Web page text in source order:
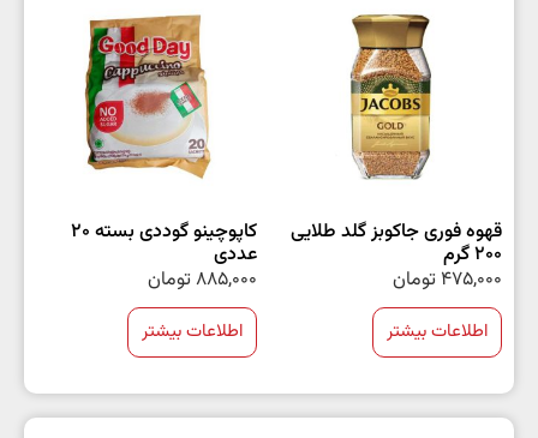
قهوه فوری جاکوبز گلد طلایی
200 گرم
475,000 تومان
اطلاعات بیشتر
کاپوچینو گوددی بسته 20
عددی
885,000تومان
اطلاعات بیشتر